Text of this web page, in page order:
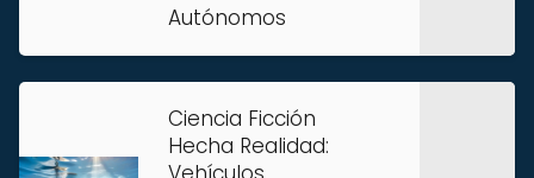
Autónomos
Ciencia Ficción
Hecha Realidad: